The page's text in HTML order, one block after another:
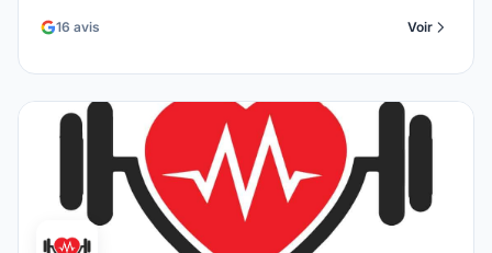
16 avis Voir